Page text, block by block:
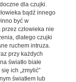
dla czujki.
bądź innego
być w
człowieka nie
dlatego czujki
ruchem intruza.
przy każdych
światło białe
ich „zmylić”
światłem lub